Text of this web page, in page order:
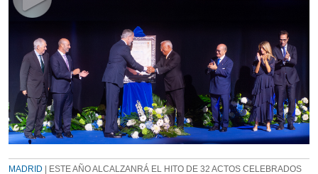
MADRID | ESTE AÑO ALCALZANRÁ EL HITO DE 32 ACTOS CELEBRADOS